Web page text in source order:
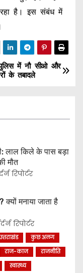
रहा है। इस संबंध में
में नौ सीओ और
के तबादले
लाल किले के पास बड़ा
मौत
रिपोर्टर
क्यों मनाया जाता है
रिपोर्टर
कुछ अलग
राज-काज
राजनीति
स्वास्थ्य